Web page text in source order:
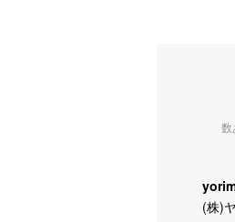
数
(株)